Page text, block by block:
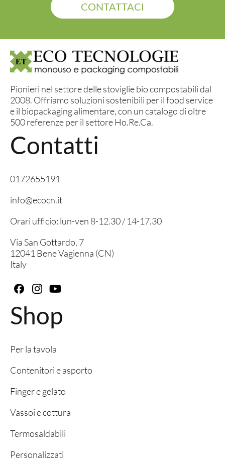
CONTATTACI
Pionieri nel settore delle stoviglie bio compostabili dal
2008. Offriamo soluzioni sostenibili per il food service
e il biopackaging alimentare, con un catalogo di oltre
500 referenze per il settore Ho.Re.Ca.
Contatti
0172655191
info@ecocn.it
Orari ufficio: lun-ven 8-12.30 / 14-17.30
Via San Gottardo, 7
12041 Bene Vagienna (CN)
Italy
Shop
Per la tavola
Contenitori e asporto
Finger e gelato
Vassoi e cottura
Termosaldabili
Personalizzati